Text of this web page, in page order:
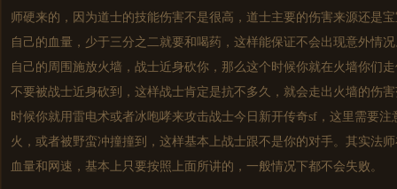
师硬来的，因为道士的技能伤害不是很高，道士主要的伤害来源还是
自己的血量，少于三分之二就要和喝药，这样能保证不会出现意外情
自己的周围施放火墙，战士近身砍你，那么这个时候你就在火墙你们
不要被战士近身砍到，这样战士肯定是抗不多久，就会走出火墙的伤
时候你就用雷电术或者冰咆哮来攻击战士今日 新开传奇sf，这里需要注
火，或者被野蛮冲撞撞到，这样基本上战士跟不是你的对手。其实法
血量和网速，基本上只要按照上面所讲的，一般情况下都不会失败。